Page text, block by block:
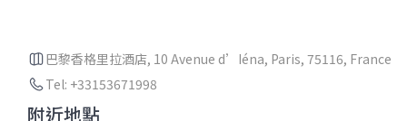
巴黎香格里拉酒店, 10 Avenue d’Iéna, Paris, 75116, France
Tel: +33153671998
附近地點